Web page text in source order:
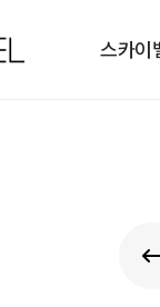
스카이